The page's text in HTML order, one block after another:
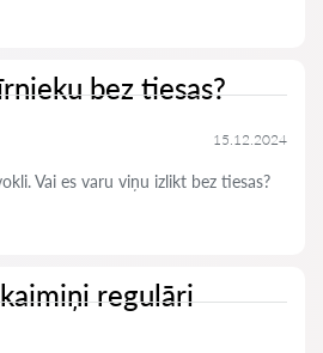
bez tiesas?
15.12.2024
Vai es varu viņu izlikt bez tiesas?
regulāri